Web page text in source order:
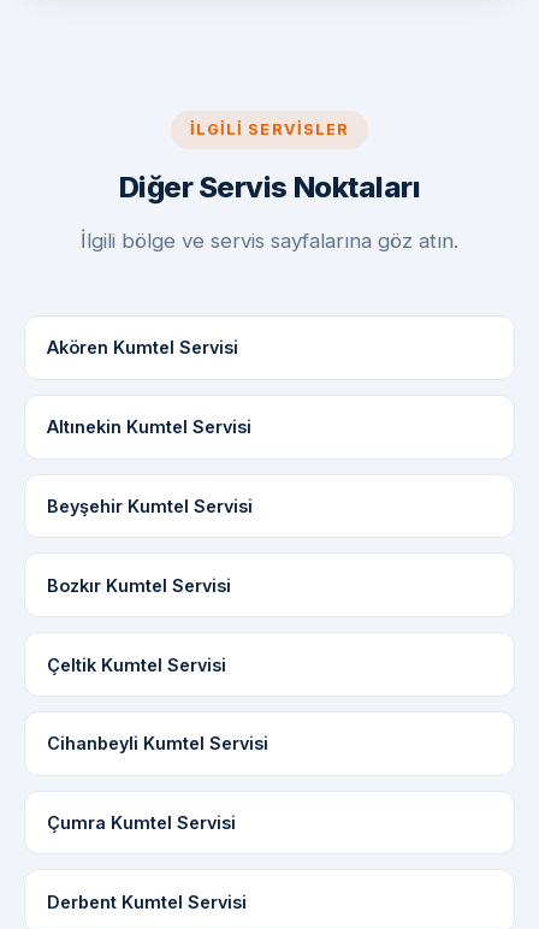
İLGILI SERVISLER
Diğer Servis Noktaları
İlgili bölge ve servis sayfalarına göz atın.
Akören Kumtel Servisi
Altınekin Kumtel Servisi
Beyşehir Kumtel Servisi
Bozkır Kumtel Servisi
Çeltik Kumtel Servisi
Cihanbeyli Kumtel Servisi
Çumra Kumtel Servisi
Derbent Kumtel Servisi